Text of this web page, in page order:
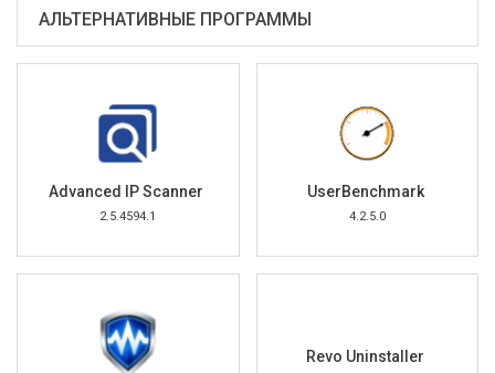
АЛЬТЕРНАТИВНЫЕ ПРОГРАММЫ
Advanced IP Scanner
2.5.4594.1
UserBenchmark
4.2.5.0
Revo Uninstaller